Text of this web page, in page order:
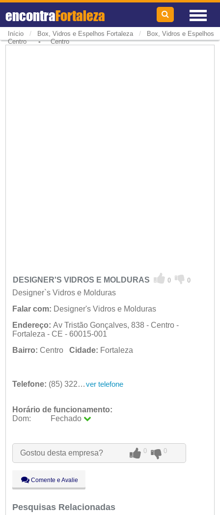
encontraFortaleza
Início / Box, Vidros e Espelhos Fortaleza /
Box, Vidros e Espelhos
Centro-Centro
DESIGNER'S VIDROS E MOLDURAS 0 0
Designer`s Vidros e Molduras
Falar com: Designer's Vidros e Molduras
Endereço: Av Tristão Gonçalves, 838 - Centro -
Fortaleza - CE - 60015-001
Bairro: Centro Cidade: Fortaleza
Telefone: (85) 3226-5451 ver telefone
Horário de funcionamento:
Dom:
Fechado
Qua:
09:00 - 18:00
Qui:
09:00 - 18:00
Sáb:
Dom:
Fechado
Gostou desta empresa? 0 0
Comente e Avalie
Pesquisas Relacionadas